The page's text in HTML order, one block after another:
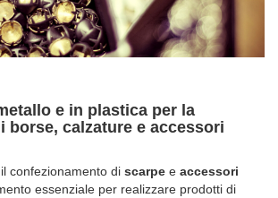
e in plastica per la
borse, calzature e accessori
confezionamento di scarpe e accessori
essenziale per realizzare prodotti di